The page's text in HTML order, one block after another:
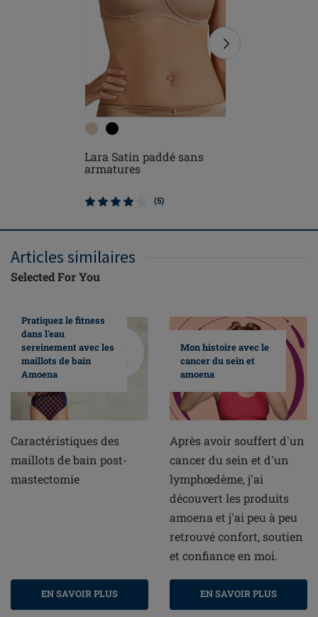
Lara Satin paddé sans
armatures
(5)
Articles similaires
Selected For You
Pratiquez le fitness
dans l'eau
sereinement avec les
maillots de bain
Amoena
Caractéristiques des
maillots de bain post-
mastectomie
EN SAVOIR PLUS
Mon histoire avec le
cancer du sein et
amoena
Après avoir souffert d'un
cancer du sein et d'un
lymphœdème, j'ai
découvert les produits
amoena et j'ai peu à peu
retrouvé confort, soutien
et confiance en moi.
EN SAVOIR PLUS